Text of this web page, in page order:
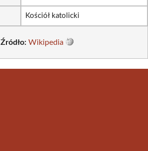
Kościół katolicki
Źródło: Wikipedia